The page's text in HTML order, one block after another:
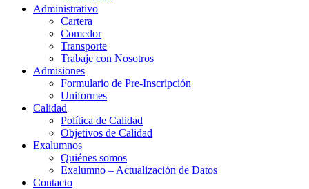
Administrativo
Cartera
Comedor
Transporte
Trabaje con Nosotros
Admisiones
Formulario de Pre-Inscripción
Uniformes
Calidad
Política de Calidad
Objetivos de Calidad
Exalumnos
Quiénes somos
Exalumno – Actualización de Datos
Contacto